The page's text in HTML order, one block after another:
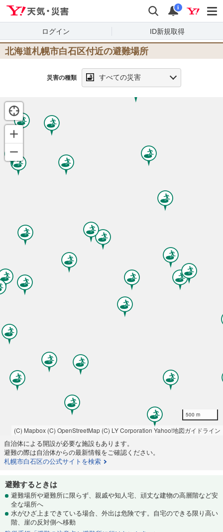
検索 通知
i
ログイン ID新規取得
北海道札幌市白石区付近の避難場所
災害の種類 すべての災害
500 m
(C) Mapbox (C) OpenStreetMap (C) LY Corporation Yahoo!地図ガイドライン
自治体による開設が必要な施設もあります。
避難の際は自治体からの最新情報をご確認ください。
札幌市白石区の公式サイトを検索
避難するときは
避難場所や避難所に限らず、親戚や知人宅、頑丈な建物の高層階など安
全な場所へ
水がひざ上まできている場合、外出は危険です。自宅のできる限り高い
階、崖の反対側へ移動